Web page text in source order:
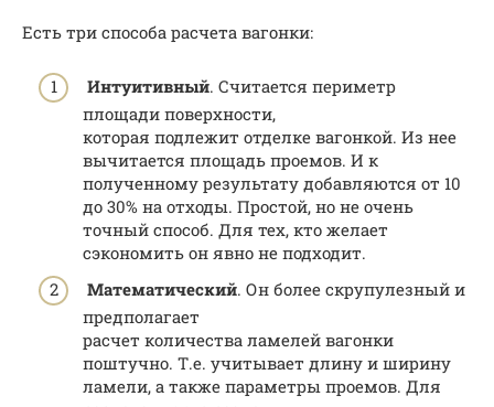
Есть три способа расчета вагонки:
Интуитивный. Считается периметр
площади поверхности,
которая подлежит отделке вагонкой. Из нее
вычитается площадь проемов. И к
полученному результату добавляются от 10
до 30% на отходы. Простой, но не очень
точный способ. Для тех, кто желает
сэкономить он явно не подходит.
Математический. Он более скрупулезный и
предполагает
расчет количества ламелей вагонки
поштучно. Т.е. учитывает длину и ширину
ламели, а также параметры проемов. Для